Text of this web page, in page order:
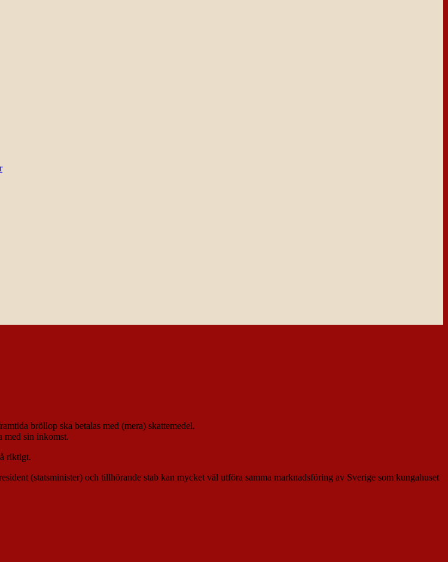
bröllop ska betalas med (mera) skattemedel.
med sin inkomst.
riktigt.
(statsminister) och tillhörande stab kan mycket väl utföra samma marknadsföring av Sverige som kungahuset